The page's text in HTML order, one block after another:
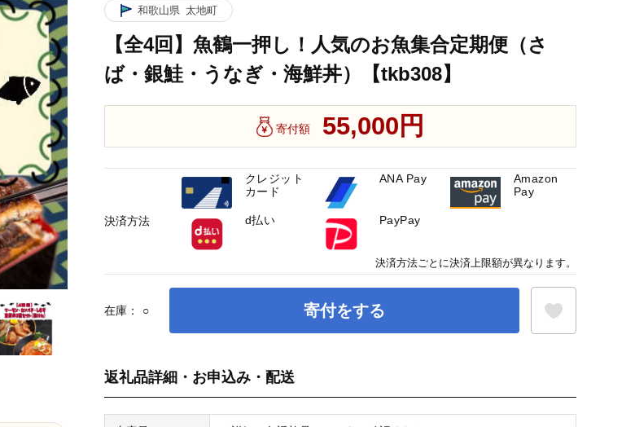
和歌山県 太地町
【全4回】魚鶴一押し！人気のお魚集合定期便（さ
ば・銀鮭・うなぎ・海鮮丼）【tkb308】
寄付額 55,000円
在庫： ○ 寄付をする
返礼品詳細・お申込み・配送
決済方法
クレジット
カード
ANA Pay
Amazon
Pay
d払い PayPay
決済方法ごとに決済上限額が異なります。